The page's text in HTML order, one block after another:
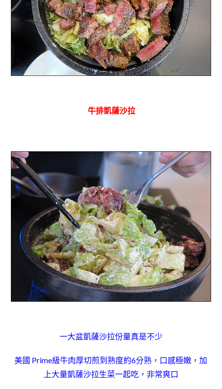
牛排凱薩沙拉
一大盆凱薩沙拉份量真是不少
美國 Prime級牛肉厚切煎到熟度約6分熟，口感極嫩，加
上大量凱薩沙拉生菜一起吃，非常爽口